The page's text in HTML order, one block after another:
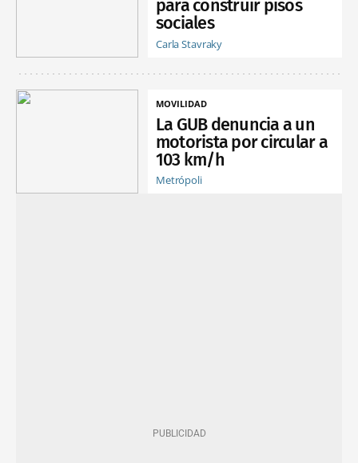
para construir pisos
sociales
Carla Stavraky
MOVILIDAD
La GUB denuncia a un
motorista por circular a
103 km/h
Metrópoli